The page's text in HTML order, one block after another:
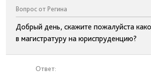
Вопрос от Регина
Добрый день, скажите пожалуйста
в магистратуру на юриспруденцию?
Ответ: